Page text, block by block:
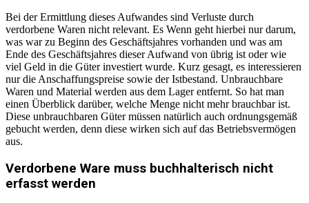
Bei der Ermittlung dieses Aufwandes sind Verluste durch
verdorbene Waren nicht relevant. Es Wenn geht hierbei nur darum,
was war zu Beginn des Geschäftsjahres vorhanden und was am
Ende des Geschäftsjahres dieser Aufwand von übrig ist oder wie
viel Geld in die Güter investiert wurde. Kurz gesagt, es interessieren
nur die Anschaffungspreise sowie der Istbestand. Unbrauchbare
Waren und Material werden aus dem Lager entfernt. So hat man
einen Überblick darüber, welche Menge nicht mehr brauchbar ist.
Diese unbrauchbaren Güter müssen natürlich auch ordnungsgemäß
gebucht werden, denn diese wirken sich auf das Betriebsvermögen
aus.
Verdorbene Ware muss buchhalterisch nicht
erfasst werden